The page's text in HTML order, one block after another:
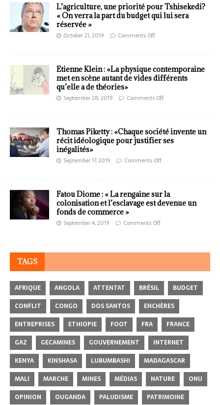
L’agriculture, une priorité pour Tshisekedi?
« On verra la part du budget qui lui sera
réservée »
October 21, 2019 Comments Off
Etienne Klein : «La physique contemporaine
met en scène autant de vides différents
qu’elle a de théories»
September 28, 2019 Comments Off
Thomas Piketty : «Chaque société invente un
récit idéologique pour justifier ses
inégalités»
September 17, 2019 Comments Off
Fatou Diome : « La rengaine sur la
colonisation et l’esclavage est devenue un
fonds de commerce »
September 4, 2019 Comments Off
TAGS
AFRIQUE ANGOLA ATTENTAT BRÉSIL
BUDGET
CONFLIT
CONGO DOS SANTOS
ENCHÈRES
ENTREPRISES
ETHIOPIE FOOT FRA
FRANCE
GAZ
GECAMINES GOUVERNEMENT
INTERNET
KENYA
KINSHASA LUBUMBASHI
MADAGASCAR
MALI
MARCHE MINES MÉDIAS NATURE
ONU
OPINION
OUGANDA PALUDISME PATRIMOINE